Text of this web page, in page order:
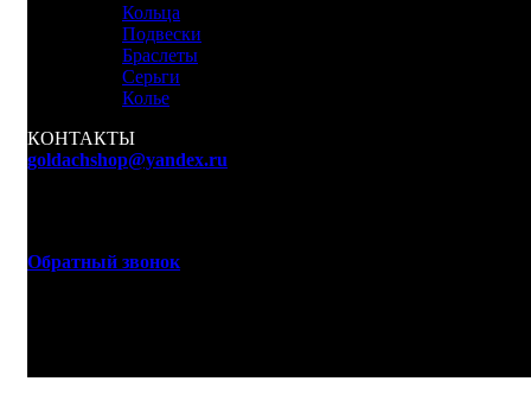
Кольца
Подвески
Браслеты
Серьги
Колье
КОНТАКТЫ
goldachshop@yandex.ru
Обратный звонок